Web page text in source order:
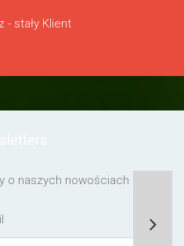
- stały Klient
naszych nowościach lub o